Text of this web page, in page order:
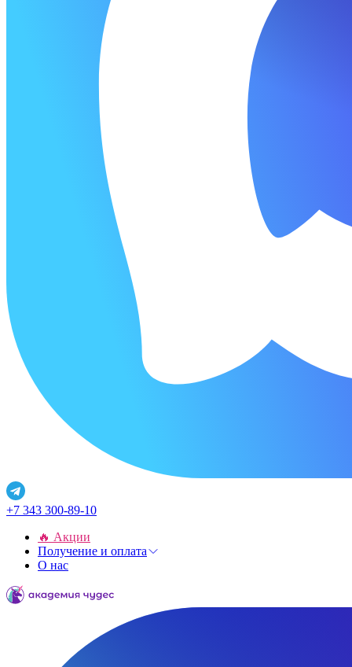
+7 343 300-89-10
🔥 Акции
Получение и оплата
О нас